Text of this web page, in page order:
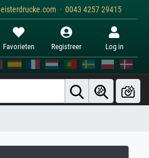
· 0043 4257 29415
Favorieten Registreer Log in